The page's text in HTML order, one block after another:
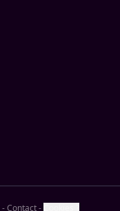
-Contact-